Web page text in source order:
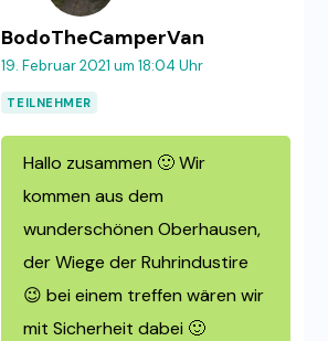
BodoTheCamperVan
19. Februar 2021 um 18:04 Uhr
TEILNEHMER
Hallo zusammen 🙂 Wir
kommen aus dem
wunderschönen Oberhausen,
der Wiege der Ruhrindustire
😉 bei einem treffen wären wir
mit Sicherheit dabei 🙂